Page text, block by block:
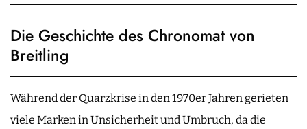
Die Geschichte des Chronomat von
Breitling
Während der Quarzkrise in den 1970er Jahren gerieten
viele Marken in Unsicherheit und Umbruch, da die